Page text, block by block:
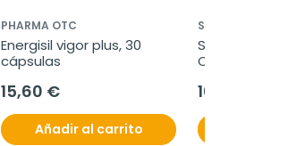
PHARMA OTC
Energisil vigor plus, 30
cápsulas
15,60 €
Añadir al carrito
SORIA NATURAL
Soria Natural
Composor 03
ml
10,95 €